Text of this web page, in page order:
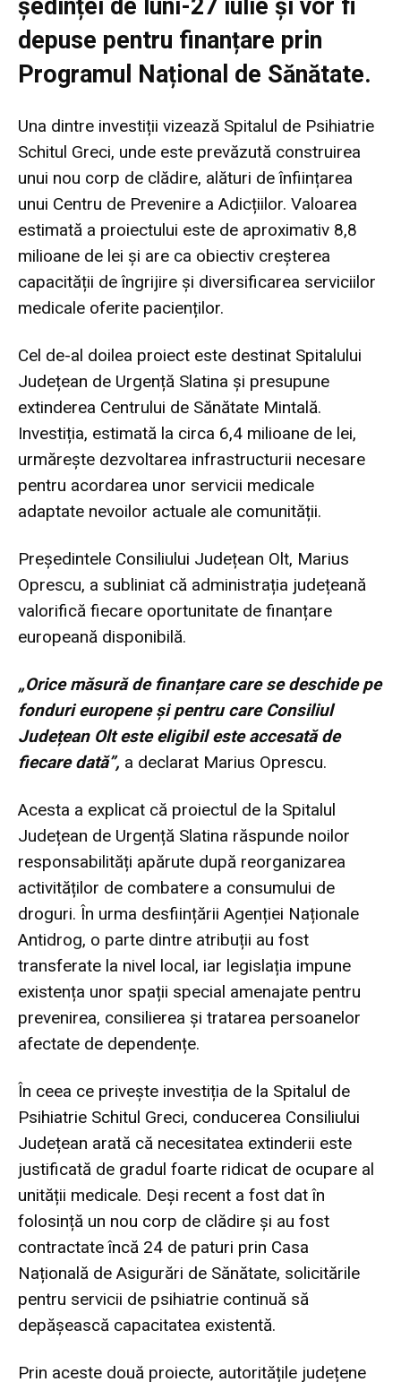
ședinței de luni-27 iulie și vor fi
depuse pentru finanțare prin
Programul Național de Sănătate.
Una dintre investiții vizează Spitalul de Psihiatrie
Schitul Greci, unde este prevăzută construirea
unui nou corp de clădire, alături de înființarea
unui Centru de Prevenire a Adicțiilor. Valoarea
estimată a proiectului este de aproximativ 8,8
milioane de lei și are ca obiectiv creșterea
capacității de îngrijire și diversificarea serviciilor
medicale oferite pacienților.
Cel de-al doilea proiect este destinat Spitalului
Județean de Urgență Slatina și presupune
extinderea Centrului de Sănătate Mintală.
Investiția, estimată la circa 6,4 milioane de lei,
urmărește dezvoltarea infrastructurii necesare
pentru acordarea unor servicii medicale
adaptate nevoilor actuale ale comunității.
Președintele Consiliului Județean Olt, Marius
Oprescu, a subliniat că administrația județeană
valorifică fiecare oportunitate de finanțare
europeană disponibilă.
„Orice măsură de finanțare care se deschide pe
fonduri europene și pentru care Consiliul
Județean Olt este eligibil este accesată de
fiecare dată”, a declarat Marius Oprescu.
Acesta a explicat că proiectul de la Spitalul
Județean de Urgență Slatina răspunde noilor
responsabilități apărute după reorganizarea
activităților de combatere a consumului de
droguri. În urma desființării Agenției Naționale
Antidrog, o parte dintre atribuții au fost
transferate la nivel local, iar legislația impune
existența unor spații special amenajate pentru
prevenirea, consilierea și tratarea persoanelor
afectate de dependențe.
În ceea ce privește investiția de la Spitalul de
Psihiatrie Schitul Greci, conducerea Consiliului
Județean arată că necesitatea extinderii este
justificată de gradul foarte ridicat de ocupare al
unității medicale. Deși recent a fost dat în
folosință un nou corp de clădire și au fost
contractate încă 24 de paturi prin Casa
Națională de Asigurări de Sănătate, solicitările
pentru servicii de psihiatrie continuă să
depășească capacitatea existentă.
Prin aceste două proiecte, autoritățile județene